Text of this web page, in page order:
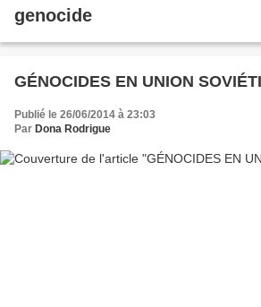
genocide
GÉNOCIDES EN UNION
Publié le 26/06/2014 à 23:03
Par Dona Rodrigue